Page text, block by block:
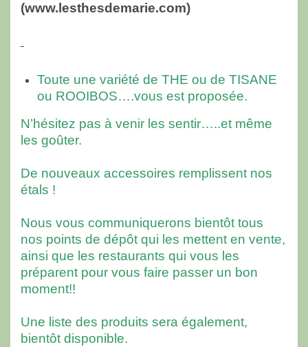
(www.lesthesdemarie.com)
Toute une variété de THE ou de TISANE
ou ROOIBOS….vous est proposée.
N’hésitez pas à venir les sentir…..et même
les goûter.
De nouveaux accessoires remplissent nos
étals !
Nous vous communiquerons bientôt tous
nos points de dépôt qui les mettent en vente,
ainsi que les restaurants qui vous les
préparent pour vous faire passer un bon
moment!!
Une liste des produits sera également,
bientôt disponible.